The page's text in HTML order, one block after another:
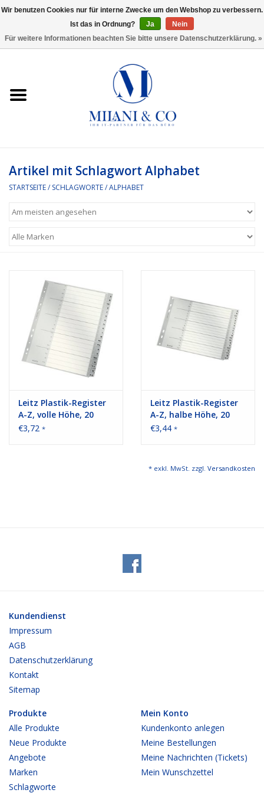
Bürobedarf
Ordnen und Registrieren
Rund um den Schreibtisch
Bürobedarf
Druckerzubehör
Büroeinrichtung
Artikel mit Schlagwort Alphabet
STARTSEITE/ SCHLAGWORTE/ALPHABET
Leitz Plastik-Register
A-Z, volle Höhe, 20
Blatt
€3,72 *
Leitz Plastik-Register
A-Z, halbe Höhe, 20
Blatt
€3,44 *
* exkl. MwSt. zzgl. Versandkosten
Kundendienst
Impressum
AGB
Datenschutzerklärung
Kontakt
Sitemap
Produkte
Alle Produkte
Neue Produkte
Angebote
Marken
Schlagworte
Mein Konto
Kundenkonto anlegen
Meine Bestellungen
Meine Nachrichten (Tickets)
Mein Wunschzettel
Wir benutzen Cookies nur für interne Zwecke um den Webshop zu verbessern.
Ist das in Ordnung?
Ja
Nein
Für weitere Informationen beachten Sie bitte unsere Datenschutzerklärung. »